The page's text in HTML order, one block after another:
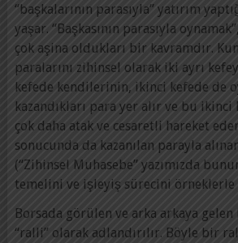
“başkalarının parasıyla” yatırım
yaşar. “Başkasının parasıyla
çok aşina oldukları bir kavramdır.
paralarını zihinsel olarak iki ayrı
kefede kendilerinin, ikinci kefede de
kazandıkları para yer alır ve bu
çok daha atak ve cesaretli hareket
sonucunda da kazanılan parayla
(“Zihinsel Muhasebe” yazımızda
temelini ve işleyiş sürecini örneklerle
Borsada görülen ve arka arkaya gelen
“ralli” olarak adlandırılır. Böyle bir